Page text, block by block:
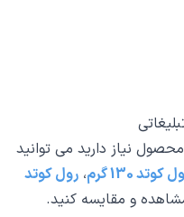
نیاز دارید می توانید
کوتد 130 گرم ، رول کوتد
و مقایسه کنید.